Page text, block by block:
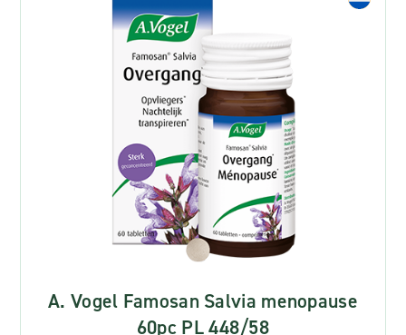
A. Vogel Famosan Salvia menopause
60pc PL 448/58